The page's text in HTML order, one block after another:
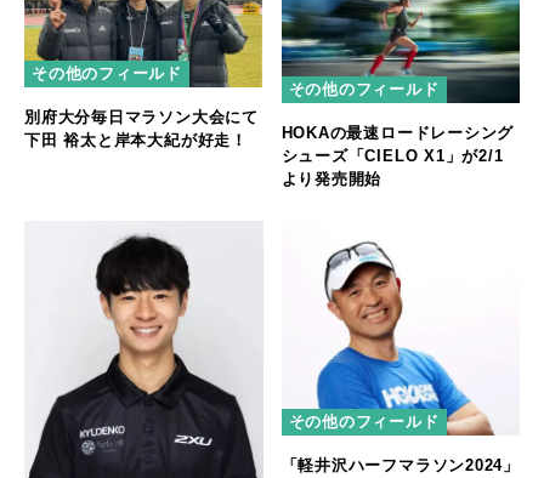
その他のフィールド
別府大分毎日マラソン大会にて
下田 裕太と岸本大紀が好走！
その他のフィールド
HOKAの最速ロードレーシング
シューズ「CIELO X1」が2/1
より発売開始
その他のフィールド
「軽井沢ハーフマラソン2024」